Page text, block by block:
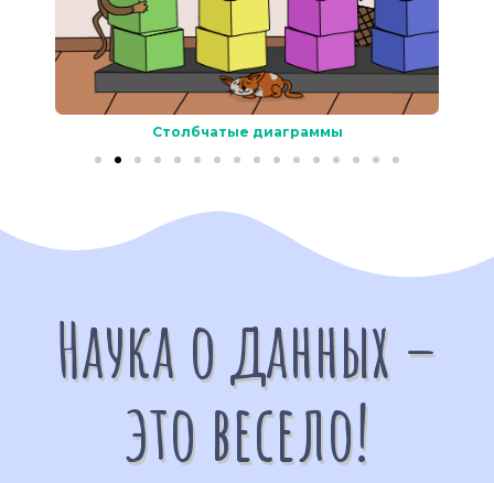
Столбчатые диаграммы
Наука о данных –
это весело!